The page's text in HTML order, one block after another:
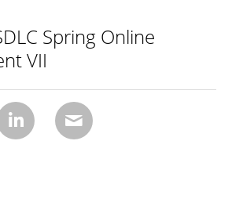
Spring Online
VII